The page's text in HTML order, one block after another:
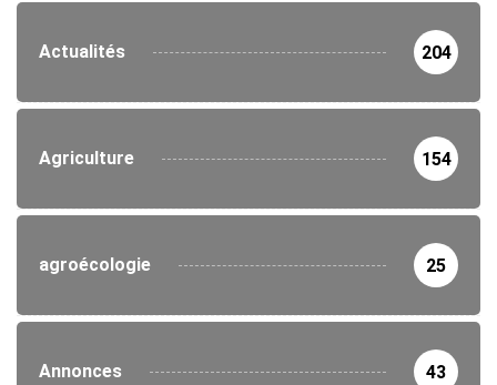
Actualités 204
Agriculture 154
agroécologie 25
Annonces 43